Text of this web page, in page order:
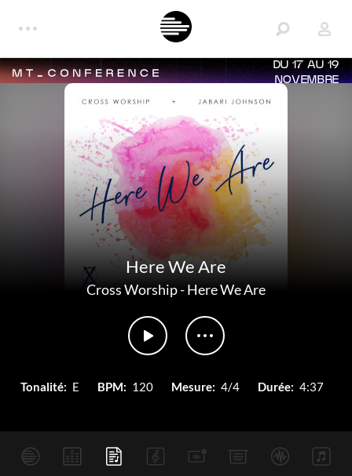
DU 17 AU 19
NOVEMBRE
Here We Are
Cross Worship-Here We Are
Tonalité: E BPM: 120 Mesure: 4/4 Durée: 4:37